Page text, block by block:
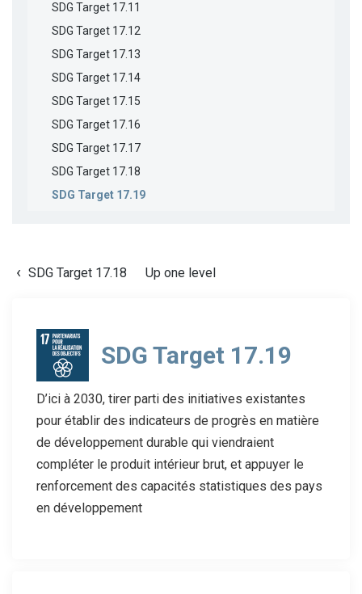
SDG Target 17.11
SDG Target 17.12
SDG Target 17.13
SDG Target 17.14
SDG Target 17.15
SDG Target 17.16
SDG Target 17.17
SDG Target 17.18
SDG Target 17.19
SDG Target 17.18 Up one level
SDG Target 17.19
D’ici à 2030, tirer parti des initiatives existantes
pour établir des indicateurs de progrès en matière
de développement durable qui viendraient
compléter le produit intérieur brut, et appuyer le
renforcement des capacités statistiques des pays
en développement